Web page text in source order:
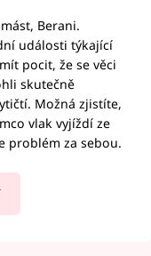
Berani.
události týkající
pocit, že se věci
skutečně
Možná zjistíte,
vlak vyjíždí ze
problém za sebou.